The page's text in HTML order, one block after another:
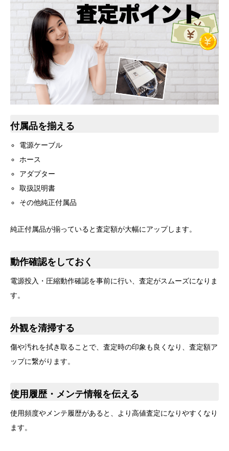
付属品を揃える
電源ケーブル
ホース
アダプター
取扱説明書
その他純正付属品
純正付属品が揃っていると査定額が大幅にアップします。
動作確認をしておく
電源投入・圧縮動作確認を事前に行い、査定がスムーズになりま
す。
外観を清掃する
傷や汚れを拭き取ることで、査定時の印象も良くなり、査定額ア
ップに繋がります。
使用履歴・メンテ情報を伝える
使用頻度やメンテ履歴があると、より高値査定になりやすくなり
ます。